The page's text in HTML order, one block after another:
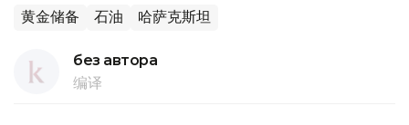
黄金储备 石油 哈萨克斯坦
без автора
编译